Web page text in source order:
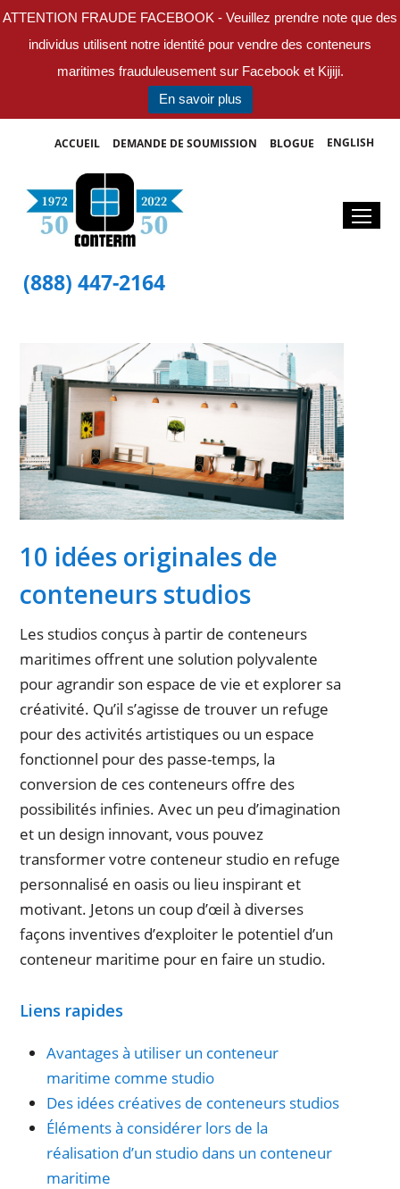
ATTENTION FRAUDE FACEBOOK - Veuillez prendre note que des
individus utilisent notre identité pour vendre des conteneurs
maritimes frauduleusement sur Facebook et Kijiji.
En savoir plus
ACCUEIL DEMANDE DE SOUMISSION BLOGUE ENGLISH
(888) 447-2164
10 idées originales de
conteneurs studios
Les studios conçus à partir de conteneurs
maritimes offrent une solution polyvalente
pour agrandir son espace de vie et explorer sa
créativité. Qu’il s’agisse de trouver un refuge
pour des activités artistiques ou un espace
fonctionnel pour des passe-temps, la
conversion de ces conteneurs offre des
possibilités infinies. Avec un peu d’imagination
et un design innovant, vous pouvez
transformer votre conteneur studio en refuge
personnalisé en oasis ou lieu inspirant et
motivant. Jetons un coup d’œil à diverses
façons inventives d’exploiter le potentiel d’un
conteneur maritime pour en faire un studio.
Liens rapides
Avantages à utiliser un conteneur
maritime comme studio
Des idées créatives de conteneurs studios
Éléments à considérer lors de la
réalisation d’un studio dans un conteneur
maritime